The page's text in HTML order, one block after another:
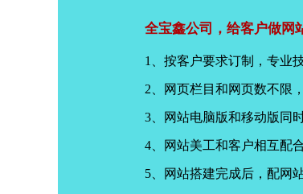
全宝鑫公司，给客户做网
1、按客户要求订制，专业
2、网页栏目和网页数不限
3、网站电脑版和移动版同
4、网站美工和客户相互配
5、网站搭建完成后，配网